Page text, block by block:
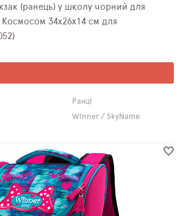
(ранець) у школу чорний для
34х26х14 см для
Ранці
Winner / SkyName